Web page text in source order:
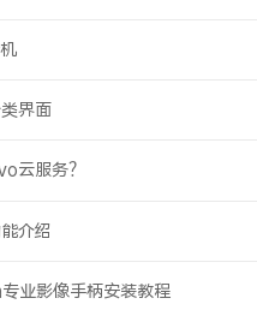
界面
云服务？
介绍
业影像手柄安装教程